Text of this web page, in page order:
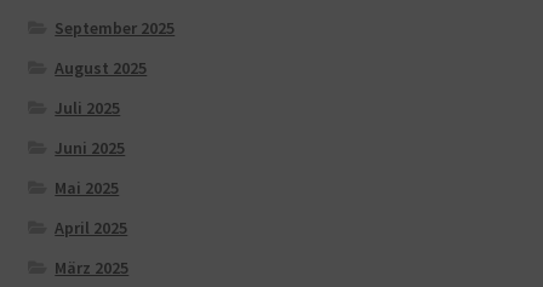
September 2025
August 2025
Juli 2025
Juni 2025
Mai 2025
April 2025
März 2025